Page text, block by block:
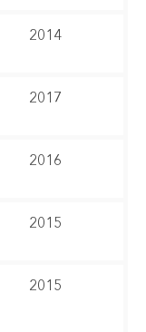
2014
2017
2016
2015
2015